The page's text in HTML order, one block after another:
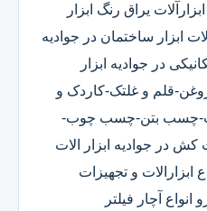
یراق رنگ ابزار
ابزار ساختمان در جوادیه
در جوادیه ابزار
روغن-قلم و غلتک-کاردک و
چسب بتن-چسب چوب-
در جوادیه ابزار الات
و تجهیزات
آچار فیلتر